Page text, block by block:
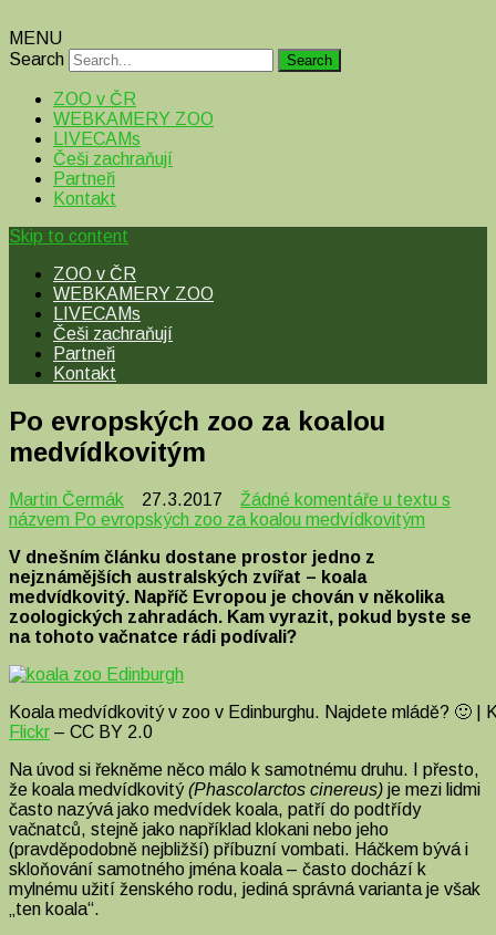
MENU
Search
ZOO v ČR
WEBKAMERY ZOO
LIVECAMs
Češi zachraňují
Partneři
Kontakt
Skip to content
ZOO v ČR
WEBKAMERY ZOO
LIVECAMs
Češi zachraňují
Partneři
Kontakt
Po evropských zoo za koalou
medvídkovitým
Martin Čermák 27.3.2017 Žádné komentáře u textu s
názvem Po evropských zoo za koalou medvídkovitým
V dnešním článku dostane prostor jedno z
nejznámějších australských zvířat – koala
medvídkovitý. Napříč Evropou je chován v několika
zoologických zahradách. Kam vyrazit, pokud byste se
na tohoto vačnatce rádi podívali?
Koala medvídkovitý v zoo v Edinburghu. Najdete mládě? 🙂 |
Flickr – CC BY 2.0
Na úvod si řekněme něco málo k samotnému druhu. I přesto,
že koala medvídkovitý(Phascolarctos cinereus) je mezi lidmi
často nazývá jako medvídek koala, patří do podtřídy
vačnatců, stejně jako například klokani nebo jeho
(pravděpodobně nejbližší) příbuzní vombati. Háčkem bývá i
skloňování samotného jména koala – často dochází k
mylnému užití ženského rodu, jediná správná varianta je však
„ten koala“.